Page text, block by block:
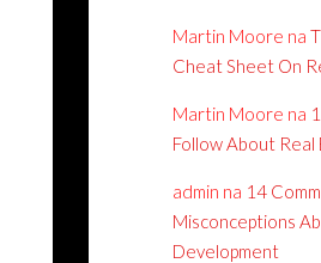
Martin Moore na
Cheat Sheet On
Martin Moore na
Follow About Real
admin na 14
Misconceptions
Development